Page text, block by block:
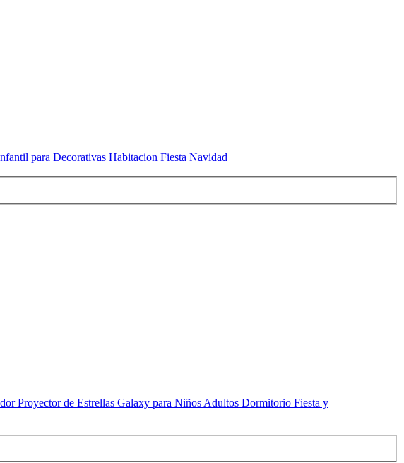
para Decorativas Habitacion Fiesta Navidad
Proyector de Estrellas Galaxy para Niños Adultos Dormitorio Fiesta y